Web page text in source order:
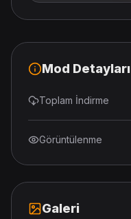
Mod Detayları
Toplam İndirme
Görüntülenme
Galeri